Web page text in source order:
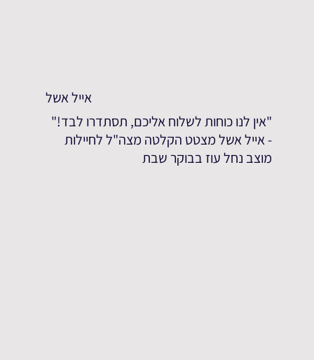
אייל אשל
"אין לנו כוחות לשלוח אליכם, תסתדרו לבד!"
- אייל אשל מצטט הקלטה מצה"ל לחיילות
מוצב נחל עוז בבוקר שבת